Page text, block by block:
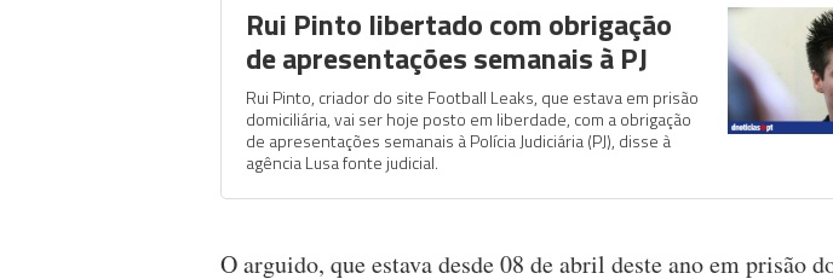
Rui Pinto libertado com obrigação
de apresentações semanais à PJ
Rui Pinto, criador do site Football Leaks, que estava em prisão
domiciliária, vai ser hoje posto em liberdade, com a obrigação
de apresentações semanais à Polícia Judiciária (PJ), disse à
agência Lusa fonte judicial.
O arguido, que estava desde 08 de abril deste ano em prisão